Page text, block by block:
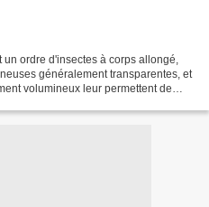
ordre d'insectes à corps allongé,
généralement transparentes, et
volumineux leur permettent de